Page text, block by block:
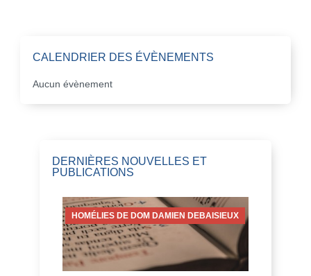
CALENDRIER DES ÉVÈNEMENTS
Aucun évènement
DERNIÈRES NOUVELLES ET
PUBLICATIONS
HOMÉLIES DE DOM DAMIEN DEBAISIEUX